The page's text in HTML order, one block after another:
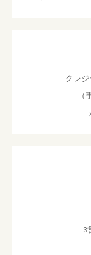
クレ
（
3